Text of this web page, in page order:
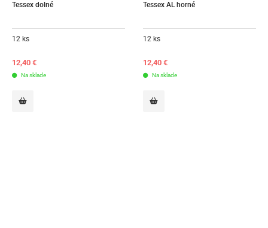
Tessex dolné
12 ks
12,40 €
Na sklade
Tessex AL horné
12 ks
12,40 €
Na sklade